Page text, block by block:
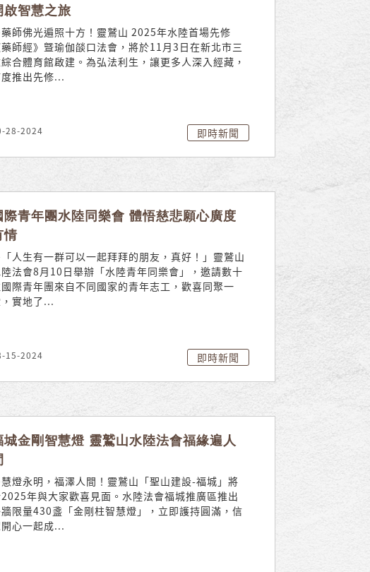
啟智慧之旅
師佛光遍照十方！靈鷲山 2025年水陸首場先修
藥師經》曁瑜伽燄口法會，將於11月3日在新北市三
合體育館啟建。為弘法利生，讓更多人深入經藏，
推出先修...
28-2024 即時新聞
際青年團水陸同樂會 體悟慈悲願心廣度
情
人生有一群可以一起拜拜的朋友，真好！」靈鷲山
法會8月10日舉辦「水陸青年同樂會」，邀請數十
際青年團來自不同國家的青年志工，歡喜同聚一
實地了...
15-2024 即時新聞
城金剛智慧燈 靈鷲山水陸法會福緣遍人
燈永明，福澤人間！靈鷲山「聖山建設-福城」將
年與大家歡喜見面。水陸法會福城推廣區推出
限量430盞「金剛柱智慧燈」，立即護持圓滿，信
心一起成...